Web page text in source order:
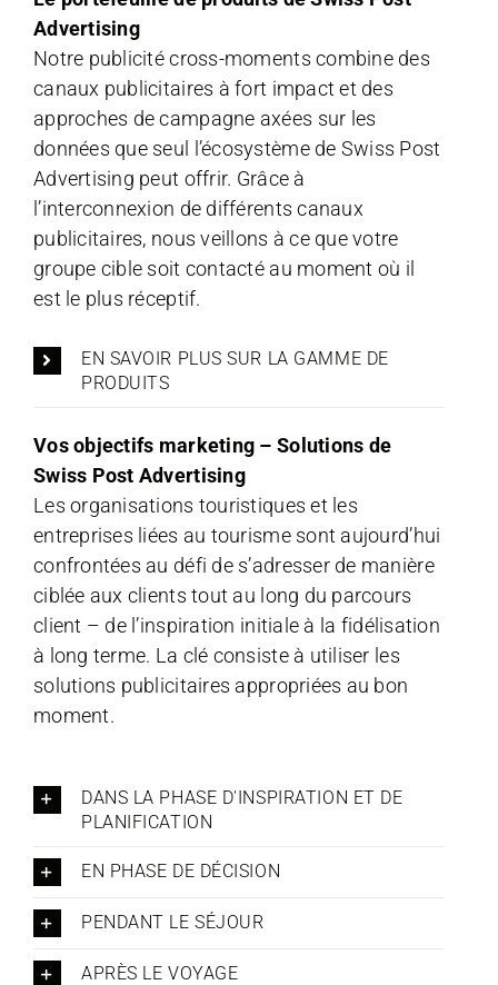
Advertising
Notre publicité cross-moments combine des
canaux publicitaires à fort impact et des
approches de campagne axées sur les
données que seul l’écosystème de Swiss Post
Advertising peut offrir. Grâce à
l’interconnexion de différents canaux
publicitaires, nous veillons à ce que votre
groupe cible soit contacté au moment où il
est le plus réceptif.
EN SAVOIR PLUS SUR LA GAMME DE
PRODUITS
Vos objectifs marketing – Solutions de
Swiss Post Advertising
Les organisations touristiques et les
entreprises liées au tourisme sont aujourd’hui
confrontées au défi de s’adresser de manière
ciblée aux clients tout au long du parcours
client – de l’inspiration initiale à la fidélisation
à long terme. La clé consiste à utiliser les
solutions publicitaires appropriées au bon
moment.
DANS LA PHASE D'INSPIRATION ET DE
PLANIFICATION
EN PHASE DE DÉCISION
PENDANT LE SÉJOUR
APRÈS LE VOYAGE